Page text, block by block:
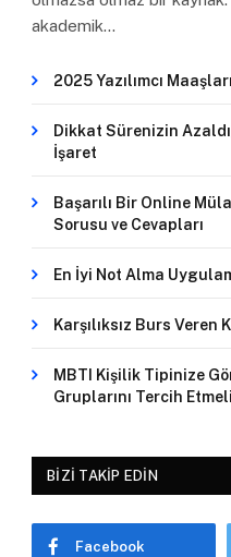
akademik…
2025 Yazılımcı Maaşları
Dikkat Sürenizin
İşaret
Başarılı Bir Online
Sorusu ve Cevapları
En İyi Not Alma
Karşılıksız Burs Veren
MBTI Kişilik Tipinize
Gruplarını Tercih
BIZI TAKIP EDIN
Facebook